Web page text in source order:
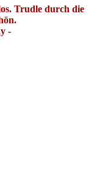
Trudle durch die
-